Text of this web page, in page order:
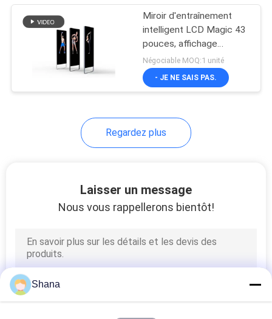
ACTUALITÉS
AFFAIRES
DEMANDEZ
POLITIQUE
DE
CONFIDENTIALITÉ
Miroir d'entraînement
intelligent LCD Magic 43
pouces, affichage
publicitaire numérique
Négociable MOQ:1 unité
- JE NE SAIS PAS.
Regardez plus
Laisser un message
Nous vous rappellerons bientôt!
Shana